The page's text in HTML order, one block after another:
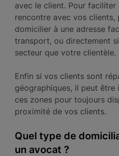
avec le client. Pour faciliter
rencontre avec vos clients,
domicilier à une adresse
transport, ou directement
secteur que votre clientèle.
Enfin si vos clients sont
géographiques, il peut être
ces zones pour toujours
proximité de vos clients.
Quel type de
un avocat ?